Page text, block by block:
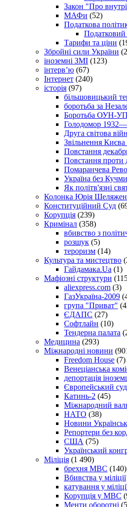
Закон "Про
МАФи (52)
Податкова
Податковий
Тарифи та ціни
Збройні сили України
іноземні ЗМІ (123)
інтерв’ю (67)
Інтернет (240)
історія (97)
більшовицький
боротьба за
Боротьба ОУН-
Голодомор
Друга світова
Звільнення Києва
Повстання
Повстання проти
Помаранчева
Україна без Кучми
Як політв'язні
Колонка Юрія
Конституційний Суд
Корупція (239)
Кримінал (358)
вбивство з
розшук (5)
тероризм (14)
Культура та мистецтво
Гайдамака.Ua (1)
Мафіозні структури
aliexpress.com (3)
ГазУкраїна-2009
група "Приват"
ЄДАПС (27)
Софтлайн (10)
Тендерна палата
Медицина (293)
Міжнародні новини
Freedom House (7)
Венеціанська
депортація
Європейський
Катинь-2 (45)
Міжнародний
НАТО (38)
Новини
Репортери без
США (75)
Український
Міліція (1 490)
брехня МВС (140)
Вбивства у міліції
катування у
Корупція у МВС
Менти оборотні